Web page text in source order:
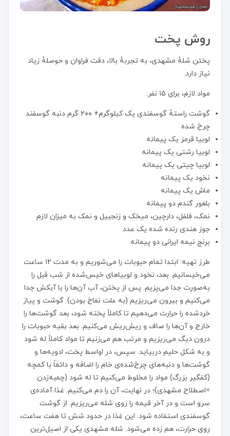
روش پخت
پختن شلهٔ مشهدی، به تجربهٔ بالا، دقت فراوان و حوصلهٔ زیاد
نیاز دارد.
مواد لازم، برای ۱۵ نفر:
گوشت راستهٔ گوسفندی یک کیلوگرم+ ۲۰۰ گرم دنبه گوسفند
چرخ شده
لوبیا قرمز یک پیمانه
لوبیا رشتی یک پیمانه
لوبیا چیتی یک پیمانه
نخود یک پیمانه
ماش یک پیمانه
بلغور گندم دو پیمانه
نمک، فلفل، دارچین، میخک و زنجبیل و نمک به میزان لازم
جوز هندی رنده شده یک عدد
برنج نیمه ایرانی دو پیمانه
طرز تهیه: ابتدا تمام حبوبات را می‌شوریم و به مدت ۱۲ ساعت
می‌خیسانیم. بعد، نخود و لوبیاهای خیس‌شده از شب قبل را
به‌صورت جدا می‌پزیم. پس از پختن، آب آن‌ها را با آبکش جدا
می‌کنیم و بیرون می‌ریزیم (به علت نفاخ بودن). گوشت و پیاز
خردشده را حرارت می‌دهیم تا کاملاً پخته شود، بعد گوشت‌ها را
خارج و آن‌ها را صاف و ریش‌ریش می‌کنیم. بعد بقیه حبوبات را
درون دیگ می‌ریزیم و مرتب هم می‌زنیم تا مواد کاملاً له شود
و به شکل حلیم دربیاید. سپس، در اواسط پخت، ادویه‌ها و
گوشت‌ها و دنبه‌های چرخ‌شده‌ی خام را اضافه و دائماً با کمچه
(کفگیر بزرگ) مواد را مخلوط می‌کنیم تا له شود (چمبه‌زدن
=اصطلاح مشهدی)؛ در نهایت، آن را دم می‌کنیم. غذا آماده‌ی
سرو است و در آخر قیمه را روی شله می‌ریزیم. از گوشت
گوسفندی استفاده شود. این غذا در حدود شش تا هفت ساعت،
روی حرارت، هم زده می‌شود. شله مشهدی یکی از اصیل‌ترین